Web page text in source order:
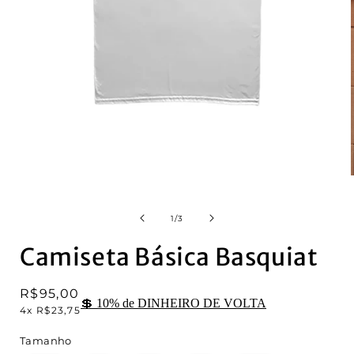
1/of
3
Camiseta Básica Basquiat
Regular
price
R$95,00
4x R$23,75
💲 10% de DINHEIRO DE VOLTA
Tamanho